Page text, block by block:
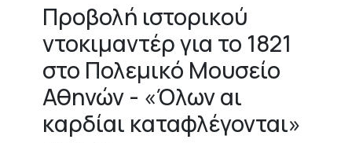
Προβολή ιστορικού
ντοκιμαντέρ για το 1821
στο Πολεμικό Μουσείο
Αθηνών - «Όλων αι
καρδίαι καταφλέγονται»